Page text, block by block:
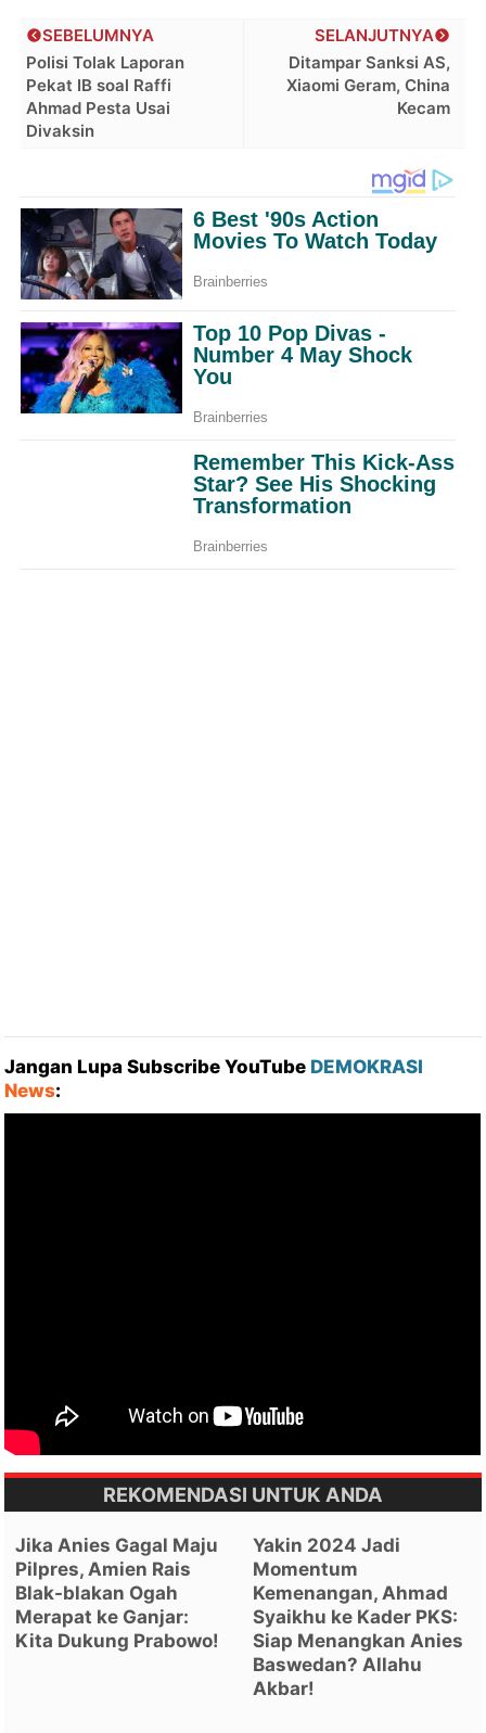
SELANJUTNYA
Ditampar Sanksi AS,
Xiaomi Geram, China
Kecam
SEBELUMNYA
Polisi Tolak Laporan
Pekat IB soal Raffi
Ahmad Pesta Usai
Divaksin
Jangan Lupa Subscribe YouTube DEMOKRASI
News:
REKOMENDASI UNTUK ANDA
Jika Anies Gagal Maju
Pilpres, Amien Rais
Blak-blakan Ogah
Merapat ke Ganjar:
Kita Dukung Prabowo!
Yakin 2024 Jadi
Momentum
Kemenangan, Ahmad
Syaikhu ke Kader PKS:
Siap Menangkan Anies
Baswedan? Allahu
Akbar!